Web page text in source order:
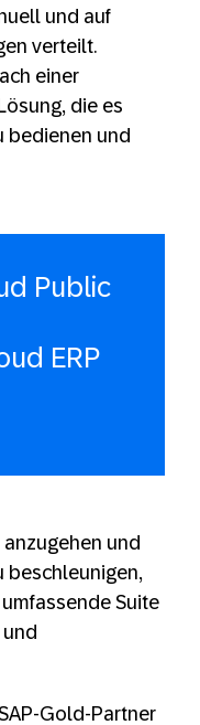
und auf
verteilt.
einer
die es
bedienen und
Public
ERP
und
beschleunigen,
Suite
Gold-Partner